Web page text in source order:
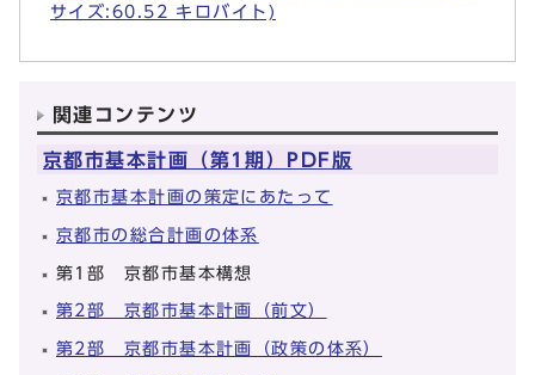
サイズ:60.52 キロバイト)
関連コンテンツ
京都市基本計画（第1期）PDF版
京都市基本計画の策定にあたって
京都市の総合計画の体系
第1部 京都市基本構想
第2部 京都市基本計画（前文）
第2部 京都市基本計画（政策の体系）